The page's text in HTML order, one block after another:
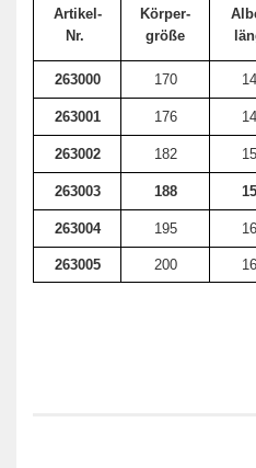
Artikel-
Nr.
Körper-
größe
263000 170
263001 176
263002 182
263003 188
263004 195
263005 200